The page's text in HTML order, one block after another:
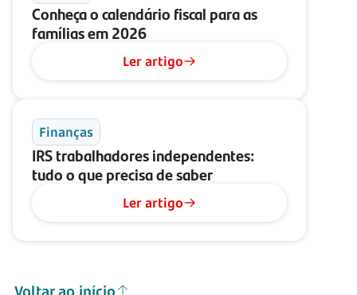
Conheça o calendário fiscal para as
famílias em 2026
Ler artigo
Finanças
IRS trabalhadores independentes:
tudo o que precisa de saber
Ler artigo
Voltar ao início